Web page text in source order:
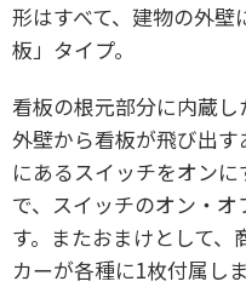
形はすべて、建物の外
板」タイプ。
看板の根元部分に内蔵し
外壁から看板が飛び出
にあるスイッチをオン
で、スイッチのオン・
す。またおまけとして
カーが各種に1枚付属しま